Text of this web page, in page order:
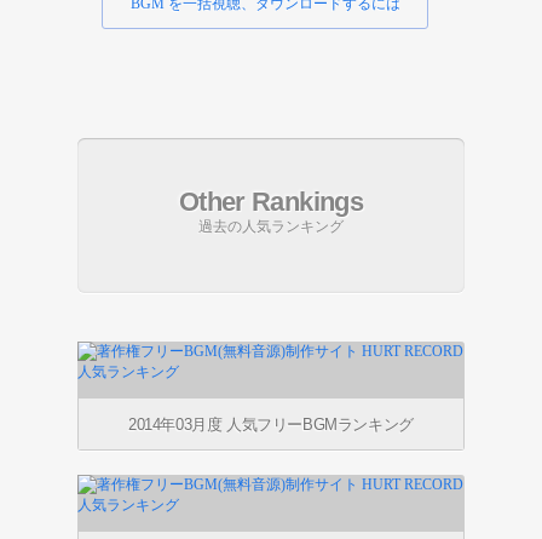
BGM を一括視聴、ダウンロードするには
Other Rankings
過去の人気ランキング
2014年03月度 人気フリーBGMランキング